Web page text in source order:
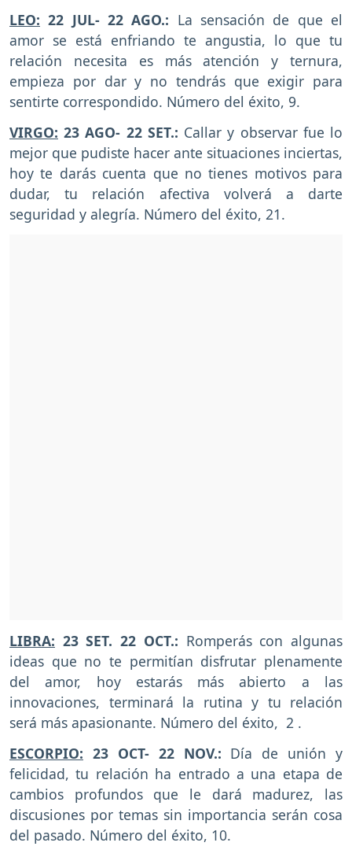
LEO: 22 JUL- 22 AGO.: La sensación de que el
amor se está enfriando te angustia, lo que tu
relación necesita es más atención y ternura,
empieza por dar y no tendrás que exigir para
sentirte correspondido. Número del éxito, 9.
VIRGO: 23 AGO- 22 SET.: Callar y observar fue lo
mejor que pudiste hacer ante situaciones inciertas,
hoy te darás cuenta que no tienes motivos para
dudar, tu relación afectiva volverá a darte
seguridad y alegría. Número del éxito, 21.
LIBRA: 23 SET. 22 OCT.: Romperás con algunas
ideas que no te permitían disfrutar plenamente
del amor, hoy estarás más abierto a las
innovaciones, terminará la rutina y tu relación
será más apasionante. Número del éxito, 2 .
ESCORPIO: 23 OCT- 22 NOV.: Día de unión y
felicidad, tu relación ha entrado a una etapa de
cambios profundos que le dará madurez, las
discusiones por temas sin importancia serán cosa
del pasado. Número del éxito, 10.